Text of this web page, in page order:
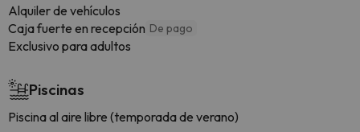
Alquiler de vehículos
Caja fuerte en recepción De pago
Exclusivo para adultos
Piscinas
Piscina al aire libre (temporada de verano)